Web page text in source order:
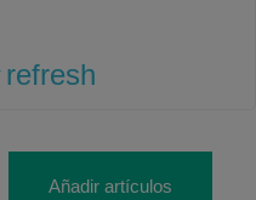
refresh
Añadir artículos